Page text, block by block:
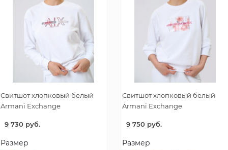
Свитшот хлопковый белый
Armani Exchange
9 730 руб.
Размер
Свитшот хлопковый белый
Armani Exchange
9 750 руб.
Размер